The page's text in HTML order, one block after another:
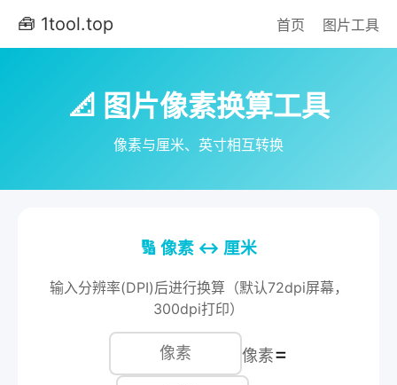
🧰 1tool.top 首页 图片工具
📐 图片像素换算工具
像素与厘米、英寸相互转换
🔢 像素 ↔ 厘米
输入分辨率(DPI)后进行换算（默认72dpi屏幕，
300dpi打印）
像素=